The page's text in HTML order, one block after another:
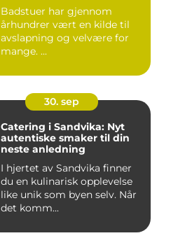
Badstuer har gjennom
århundrer vært en kilde til
avslapning og velvære for
mange. ...
30. sep
Catering i Sandvika: Nyt
autentiske smaker til din
neste anledning
I hjertet av Sandvika finner
du en kulinarisk opplevelse
like unik som byen selv. Når
det komm...